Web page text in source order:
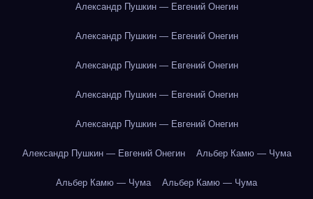
Александр Пушкин — Евгений Онегин
Александр Пушкин — Евгений Онегин
Александр Пушкин — Евгений Онегин
Александр Пушкин — Евгений Онегин
Александр Пушкин — Евгений Онегин
Александр Пушкин — Евгений Онегин Альбер Камю — Чума
Альбер Камю — Чума Альбер Камю — Чума